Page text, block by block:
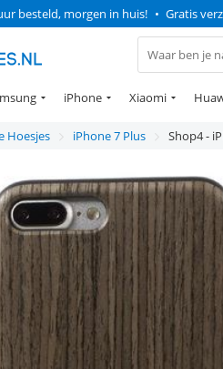
besteld, morgen in huis! • Gratis
iPhone Xiaomi
Hoesjes iPhone 7 Plus Shop4 -